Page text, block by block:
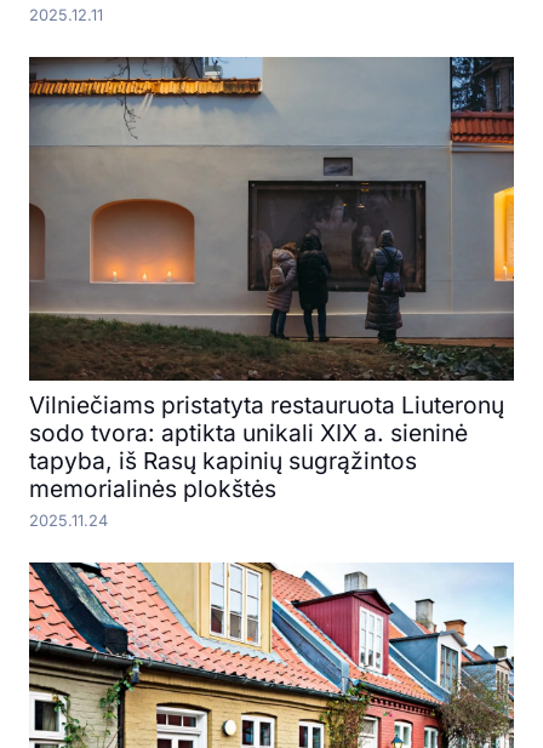
2025.12.11
Vilniečiams pristatyta restauruota Liuteronų
sodo tvora: aptikta unikali XIX a. sieninė
tapyba, iš Rasų kapinių sugrąžintos
memorialinės plokštės
2025.11.24